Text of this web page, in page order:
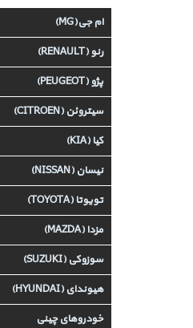
ام جی(MG)
رنو (RENAULT)
پژو (PEUGEOT)
سیتروئن (CITROEN)
کیا (KIA)
نیسان (NISSAN)
تویوتا (TOYOTA)
مزدا (MAZDA)
سوزوکی (SUZUKI)
هیوندای (HYUNDAI)
خودروهای چینی